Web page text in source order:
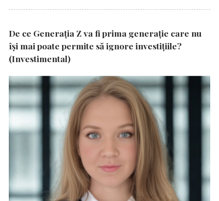
De ce Generația Z va fi prima generație care nu
își mai poate permite să ignore investițiile?
(Investimental)